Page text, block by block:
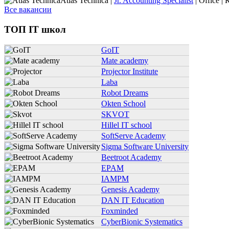
Все вакансии
ТОП IT школ
GoIT
Mate academy
Projector Institute
Laba
Robot Dreams
Okten School
SKVOT
Hillel IT school
SoftServe Academy
Sigma Software University
Beetroot Academy
EPAM
IAMPM
Genesis Academy
DAN IT Education
Foxminded
CyberBionic Systematics